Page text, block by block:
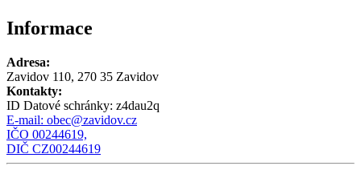
Informace
Adresa:
Zavidov 110, 270 35 Zavidov
Kontakty:
ID Datové schránky: z4dau2q
E-mail: obec@zavidov.cz
IČO 00244619,
DIČ CZ00244619